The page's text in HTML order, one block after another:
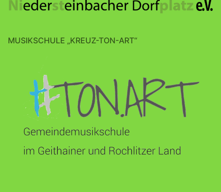
MUSIKSCHULE „KREUZ-TON-ART“